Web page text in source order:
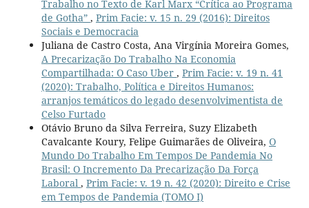
Trabalho no Texto de Karl Marx “Crítica ao Programa
de Gotha” , Prim Facie: v. 15 n. 29 (2016): Direitos
Sociais e Democracia
Juliana de Castro Costa, Ana Virgínia Moreira Gomes,
A Precarização Do Trabalho Na Economia
Compartilhada: O Caso Uber , Prim Facie: v. 19 n. 41
(2020): Trabalho, Política e Direitos Humanos:
arranjos temáticos do legado desenvolvimentista de
Celso Furtado
Otávio Bruno da Silva Ferreira, Suzy Elizabeth
Cavalcante Koury, Felipe Guimarães de Oliveira, O
Mundo Do Trabalho Em Tempos De Pandemia No
Brasil: O Incremento Da Precarização Da Força
Laboral , Prim Facie: v. 19 n. 42 (2020): Direito e Crise
em Tempos de Pandemia (TOMO I)